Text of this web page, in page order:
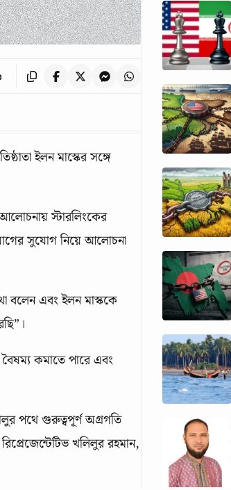
ইলন মাস্কের সঙ্গে
স্টারলিংকের
সুযোগ নিয়ে আলোচনা
বলেন এবং ইলন মাস্ককে
কমাতে পারে এবং
পথে গুরুত্বপূর্ণ অগ্রগতি
খলিলুর রহমান,